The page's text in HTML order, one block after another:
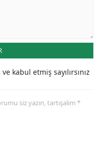
kabul etmiş sayılırsınız
siz yazın, tartışalım *